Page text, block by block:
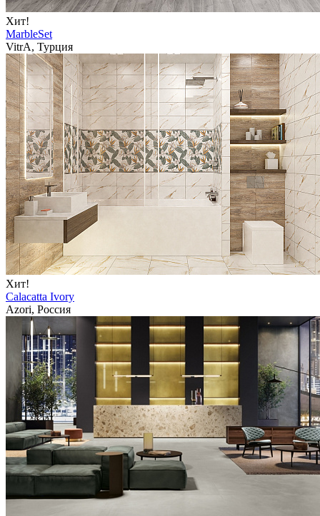
Хит!
MarbleSet
VitrA, Турция
Хит!
Calacatta Ivory
Azori, Россия